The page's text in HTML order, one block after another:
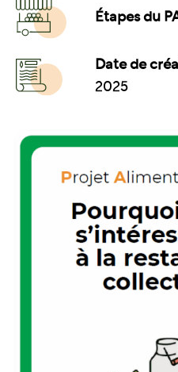
Étapes du
Date de
2025